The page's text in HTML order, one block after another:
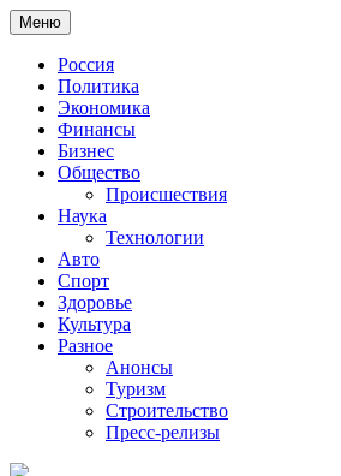
Меню
Россия
Политика
Экономика
Финансы
Бизнес
Общество
Происшествия
Наука
Технологии
Авто
Спорт
Здоровье
Культура
Разное
Анонсы
Туризм
Строительство
Пресс-релизы